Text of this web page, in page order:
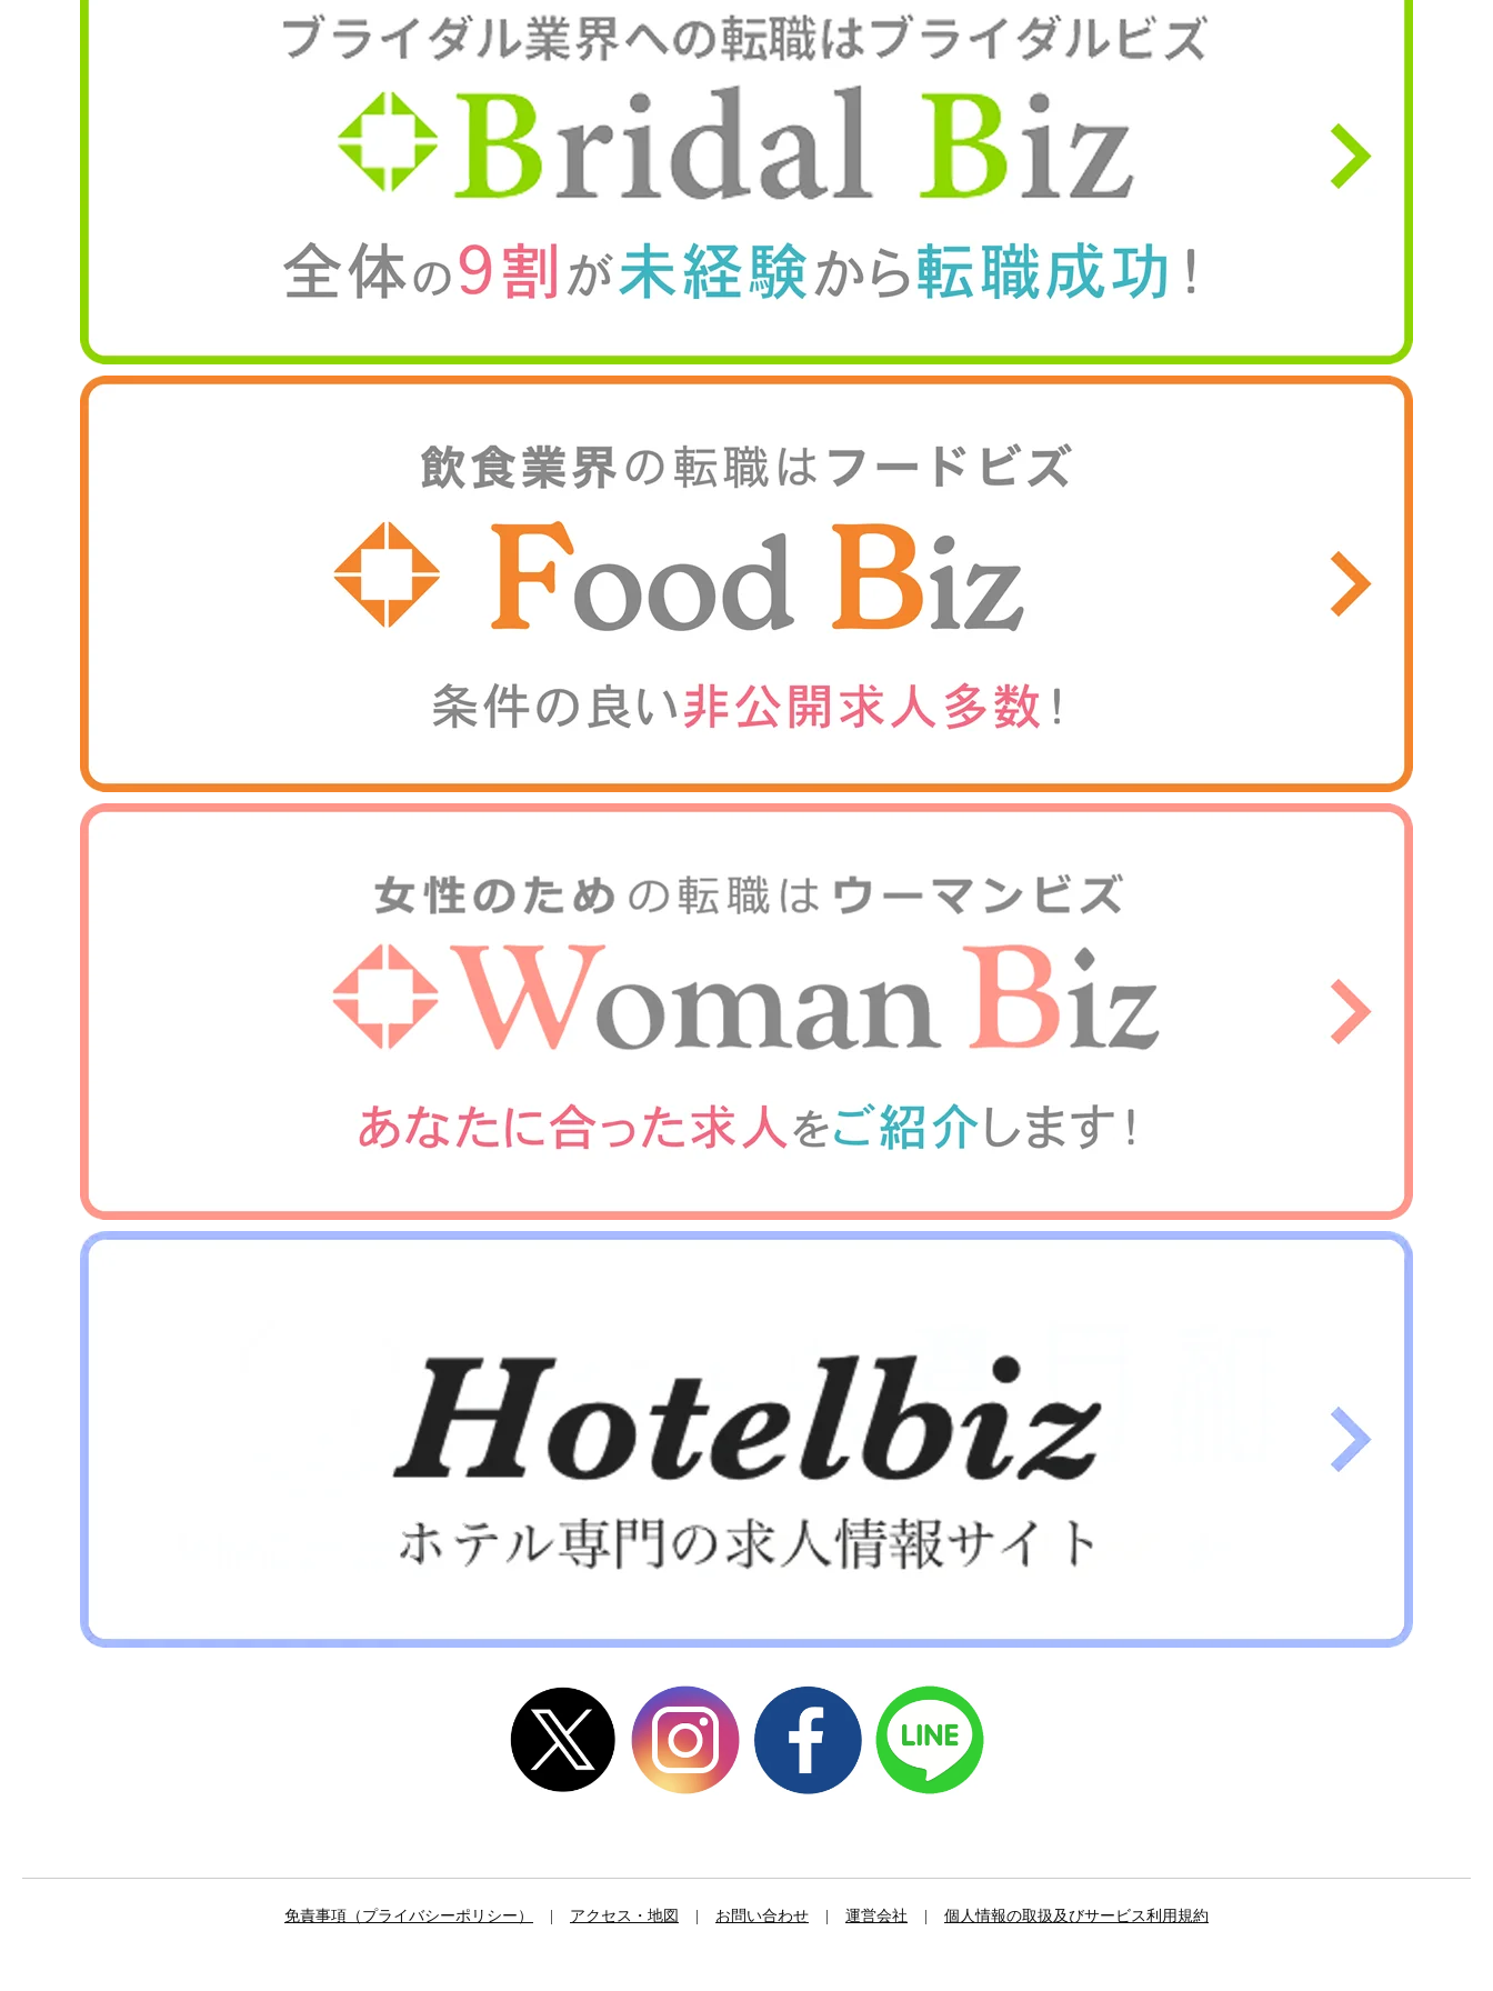
免責事項（プライバシーポリシー） アクセス・地図 お問い合わせ 運営会社 個人情報の取扱及びサービス利用規約